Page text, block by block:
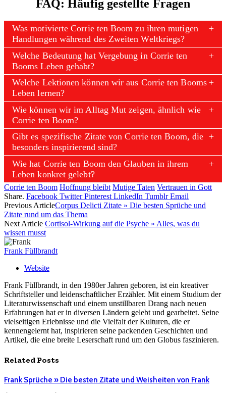
FAQ: Häufig gestellte Fragen
Was motivierte Corrie ten Boom zu ihren mutigen
Handlungen während des Zweiten Weltkriegs?
Welche Bedeutung hat Vergebung in Corrie ten
Booms Leben gehabt?
Welche Lektionen können wir aus Corrie ten Booms
Leben lernen?
Wie können wir im Alltag Mut zeigen, ähnlich wie
Corrie ten Boom?
Gibt es spezifische Zitate von Corrie ten Boom, die
besonders inspirierend sind?
Wie hat Corrie ten Boom den Glauben in ihrem
Leben konkret gelebt?
Corrie ten Boom Hoffnung bleibt Mutige Taten Vertrauen in Gott
Share. Facebook Twitter Pinterest LinkedIn Tumblr Email
Previous ArticleCorpus Delicti Zitate » Die besten Sprüche und
Zitate rund um das Thema
Next Article Cortisol-Wirkung auf die Psyche » Alles, was du
wissen musst
Frank Füllbrandt
Website
Frank Füllbrandt, in den 1980er Jahren geboren, ist ein kreativer
Schriftsteller und leidenschaftlicher Erzähler. Mit einem Studium der
Literaturwissenschaft und einem unstillbaren Drang nach neuen
Erfahrungen hat er in diversen Ländern gelebt und gearbeitet. Seine
vielseitigen Erlebnisse und die Vielfalt der Kulturen, die er
kennengelernt hat, inspirieren seine packenden Geschichten und
Artikel, die eine breite Leserschaft rund um den Globus faszinieren.
Related Posts
Frank Sprüche » Die besten Zitate und Weisheiten von Frank